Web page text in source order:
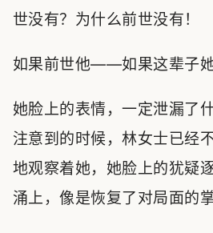
世没有？为什么前世没有！
如果前世他——如果这辈
她脸上的表情，一定泄漏
注意到的时候，林女士已经
地观察着她，她脸上的犹疑
涌上，像是恢复了对局面的掌